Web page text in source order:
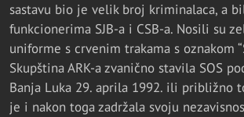
sastavu bio je velik broj kriminalaca, a
funkcionerima SJB-a i CSB-a. Nosili su
uniforme s crvenim trakama s oznakom
Skupština ARK-a zvanično stavila SOS
Banja Luka 29. aprila 1992. ili približno
je i nakon toga zadržala svoju